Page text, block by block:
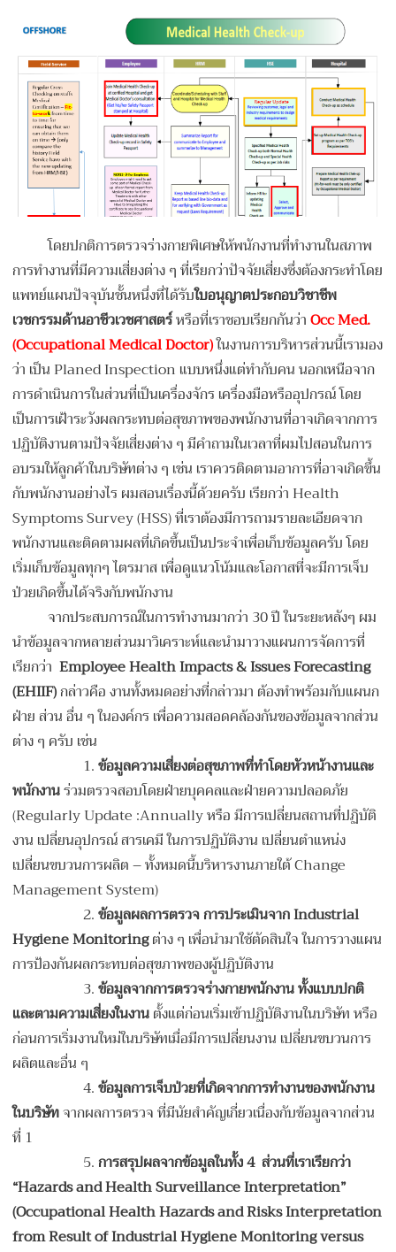
โดยปกติการตรวจร่างกายพิเศษให้พนักงานที่ทำงานในสภาพ
การทำงานที่มีความเสี่ยงต่าง ๆ ที่เรียกว่าปัจจัยเสี่ยงซึ่งต้องกระทำโดย
แพทย์แผนปัจจุบันชั้นหนึ่งที่ได้รับใบอนุญาตประกอบวิชาชีพ
เวชกรรมด้านอาชีวเวชศาสตร์หรือที่เราชอบเรียกกันว่าOcc Med.
(Occupational Medical Doctor)ในงานการบริหารส่วนนี้เรามอง
ว่า เป็น Planed Inspection แบบหนึ่งแต่ทำกับคน นอกเหนือจาก
การดำเนินการในส่วนที่เป็นเครื่องจักร เครื่องมือหรืออุปกรณ์ โดย
เป็นการเฝ้าระวังผลกระทบต่อสุขภาพของพนักงานที่อาจเกิดจากการ
ปฏิบัติงานตามปัจจัยเสี่ยงต่าง ๆ มีคำถามในเวลาที่ผมไปสอนในการ
อบรมให้ลูกค้าในบริษัทต่าง ๆ เช่น เราควรติดตามอาการที่อาจเกิดขึ้น
กับพนักงานอย่างไร ผมสอนเรื่องนี้ด้วยครับ เรียกว่า Health
Symptoms Survey (HSS) ที่เราต้องมีการถามรายละเอียดจาก
พนักงานและติดตามผลที่เกิดขึ้นเป็นประจำเพื่อเก็บข้อมูลครับ โดย
เริ่มเก็บข้อมูลทุกๆ ไตรมาส เพื่อดูแนวโน้มและโอกาสที่จะมีการเจ็บ
ป่วยเกิดขึ้นได้จริงกับพนักงาน
จากประสบการณ์ในการทำงานมากว่า 30 ปี ในระยะหลังๆ ผม
นำข้อมูลจากหลายส่วนมาวิเคราะห์และนำมาวางแผนการจัดการที่
เรียกว่าEmployee Health Impacts & Issues Forecasting
(EHIIF)กล่าวคือ งานทั้งหมดอย่างที่กล่าวมา ต้องทำพร้อมกับแผนก
ฝ่าย ส่วน อื่น ๆ ในองค์กร เพื่อความสอดคล้องกันของข้อมูลจากส่วน
ต่าง ๆ ครับ เช่น
1.ข้อมูลความเสี่ยงต่อสุขภาพที่ทำโดยหัวหน้างานและ
พนักงานร่วมตรวจสอบโดยฝ่ายบุคคลและฝ่ายความปลอดภัย
(Regularly Update :Annually หรือ มีการเปลี่ยนสถานที่ปฏิบัติ
งาน เปลี่ยนอุปกรณ์ สารเคมี ในการปฏิบัติงาน เปลี่ยนตำแหน่ง
เปลี่ยนขบวนการผลิต – ทั้งหมดนี้บริหารงานภายใต้ Change
Management System)
2.ข้อมูลผลการตรวจ การประเมินจากIndustrial
Hygiene Monitoringต่าง ๆ เพื่อนำมาใช้ตัดสินใจ ในการวางแผน
การป้องกันผลกระทบต่อสุขภาพของผู้ปฏิบัติงาน
3.ข้อมูลจากการตรวจร่างกายพนักงานทั้งแบบปกติ
และตามความเสี่ยงในงานตั้งแต่ก่อนเริ่มเข้าปฏิบัติงานในบริษัท หรือ
ก่อนการเริ่มงานใหม่ในบริษัทเมื่อมีการเปลี่ยนงาน เปลี่ยนขบวนการ
ผลิตและอื่น ๆ
4.ข้อมูลการเจ็บป่วยที่เกิดจากการทำงานของพนักงาน
ในบริษัทจากผลการตรวจ ที่มีนัยสำคัญเกี่ยวเนื่องกับข้อมูลจากส่วน
ที่ 1
5.การสรุปผลจากข้อมูลในทั้ง4 ส่วนที่เราเรียกว่า
“Hazards and Health Surveillance Interpretation”
(Occupational Health Hazards and Risks Interpretation
from Result of Industrial Hygiene Monitoring versus